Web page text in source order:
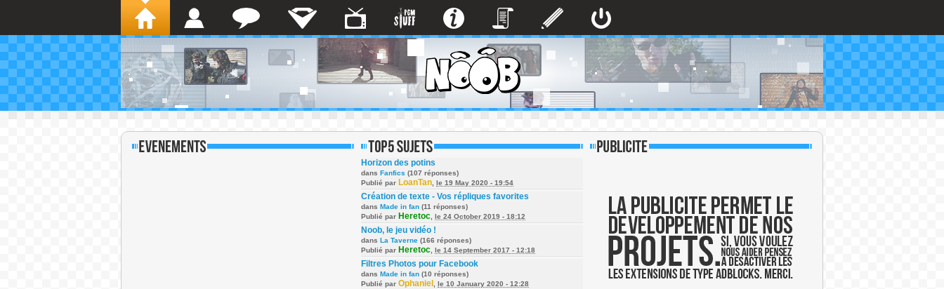
Horizon des potins
dans Fanfics (107 réponses)
Publié par LoanTan le 19 May 2020 - 19:54
Création de texte - Vos répliques favorites
dans Made in fan (11 réponses)
Publié par Heretoc le 24 October 2019 - 18:12
Noob, le jeu vidéo !
dans La Taverne (166 réponses)
Publié par Heretoc le 14 September 2017 - 12:18
Filtres Photos pour Facebook
dans Made in fan (10 réponses)
Publié par Ophaniel le 10 January 2020 - 12:28